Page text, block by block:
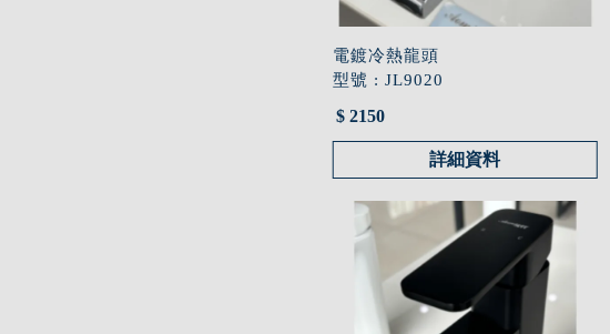
電鍍冷熱龍頭
型號 : JL9020
$ 2150
詳細資料